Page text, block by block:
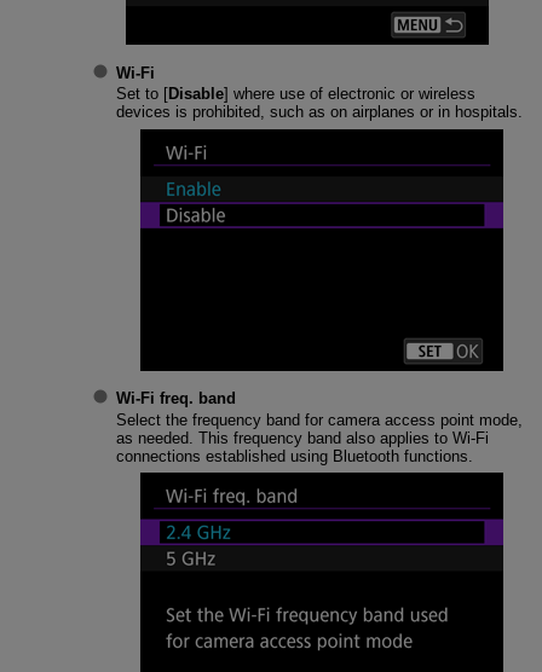
Wi-Fi
Set to [Disable] where use of electronic or wireless
devices is prohibited, such as on airplanes or in hospitals.
Wi-Fi freq. band
Select the frequency band for camera access point mode,
as needed. This frequency band also applies to Wi-Fi
connections established using Bluetooth functions.